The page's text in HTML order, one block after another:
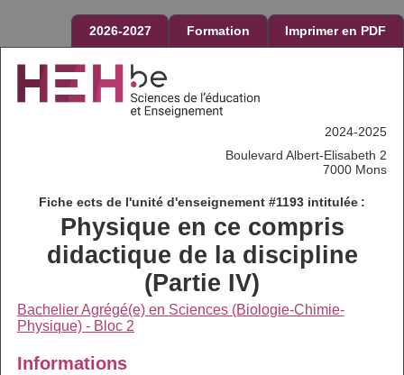
2026-2027 Formation Imprimer en PDF
2024-2025
Boulevard Albert-Elisabeth 2
7000 Mons
Fiche ects de l'unité d'enseignement #1193 intitulée :
Physique en ce compris
didactique de la discipline
(Partie IV)
Bachelier Agrégé(e) en Sciences (Biologie-Chimie-
Physique) - Bloc 2
Informations